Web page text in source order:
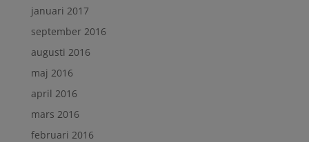
januari 2017
september 2016
augusti 2016
maj 2016
april 2016
mars 2016
februari 2016